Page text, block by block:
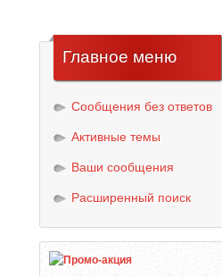
Главное меню
Сообщения без ответов
Активные темы
Ваши сообщения
Расширенный поиск